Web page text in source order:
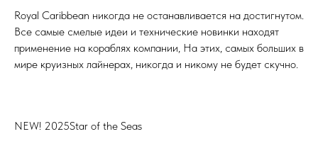
Royal Caribbean никогда не останавливается на достигнутом.
Все самые смелые идеи и технические новинки находят
применение на кораблях компании, На этих, самых больших в
мире круизных лайнерах, никогда и никому не будет скучно.
NEW! 2025Star of the Seas